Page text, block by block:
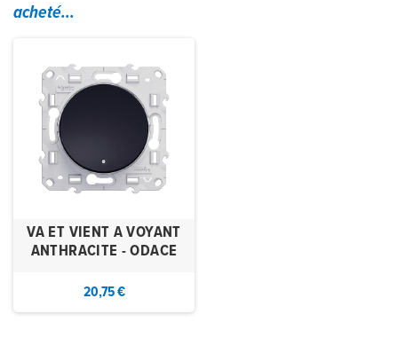
acheté...
VA ET VIENT A VOYANT
ANTHRACITE - ODACE
20,75 €